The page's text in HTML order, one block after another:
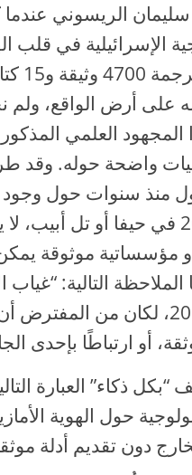
الريسوني
له على أرض الواقع،
المجهود العلمي
واضحة حوله. وقد
منذ سنوات حول وجود
الأمازيغية” الذي تأسس سنة 2003 في
مؤسساتية موثوقة
التالية:
مركز أكاديمي بهذا الاسم منذ 2003،
أو ارتباطًا بإحدى
ذكاء” العبارة
حول الهوية
دون تقديم أدلة